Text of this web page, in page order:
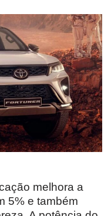
melhora a
5% e também